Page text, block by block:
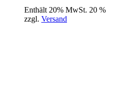
Enthält 20% MwSt. 20 %
zzgl. Versand